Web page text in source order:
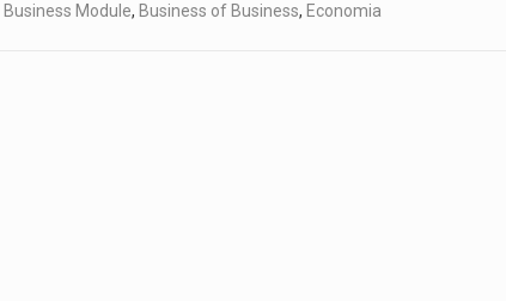
Business Module, Business of Business, Economia